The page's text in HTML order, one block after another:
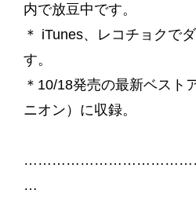
内で放豆中です。
＊ iTunes、レコチョクで
す。
＊10/18発売の最新ベスト
ニオン）に収録。
…